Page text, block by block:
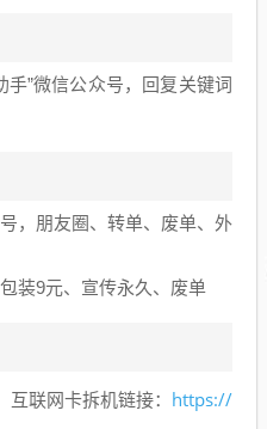
手”微信公众号，回复关键词
，朋友圈、转单、废单、外
装9元、宣传永久、废单
互联网卡拆机链接： https://